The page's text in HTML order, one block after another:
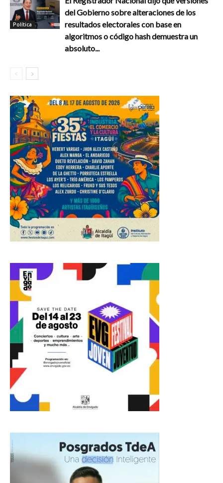
Política
del Gobierno sobre alteraciones de los
resultados electorales con base en
algoritmos o código hash demuestra un
absoluto...